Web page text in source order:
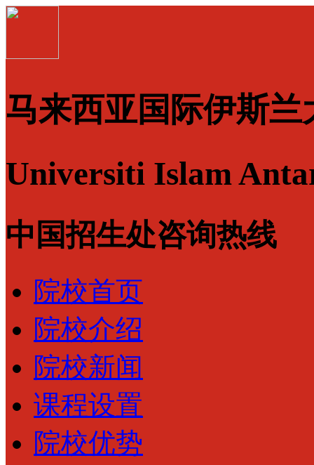
马来西亚国际伊斯兰
Universiti Islam
中国招生处咨询热线
院校首页
院校介绍
院校新闻
课程设置
院校优势